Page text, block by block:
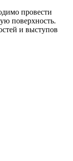
провести
поверхность.
и выступов